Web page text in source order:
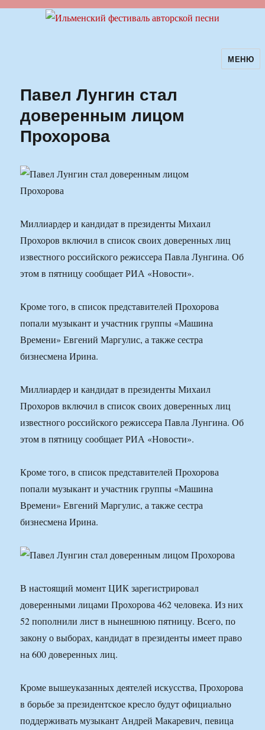
Ильменский фестиваль авторскойМЕНЮ
Павел Лунгин стал
доверенным лицом
Прохорова
Миллиардер и кандидат в президенты Михаил
Прохоров включил в список своих доверенных лиц
известного российского режиссера Павла Лунгина. Об
этом в пятницу сообщает РИА «Новости».
Кроме того, в список представителей Прохорова
попали музыкант и участник группы «Машина
Времени» Евгений Маргулис, а также сестра
бизнесмена Ирина.
Миллиардер и кандидат в президенты Михаил
Прохоров включил в список своих доверенных лиц
известного российского режиссера Павла Лунгина. Об
этом в пятницу сообщает РИА «Новости».
Кроме того, в список представителей Прохорова
попали музыкант и участник группы «Машина
Времени» Евгений Маргулис, а также сестра
бизнесмена Ирина.
В настоящий момент ЦИК зарегистрировал
доверенными лицами Прохорова 462 человека. Из них
52 пополнили лист в нынешнюю пятницу. Всего, по
закону о выборах, кандидат в президенты имеет право
на 600 доверенных лиц.
Кроме вышеуказанных деятелей искусства, Прохорова
в борьбе за президентское кресло будут официально
поддерживать музыкант Андрей Макаревич, певица